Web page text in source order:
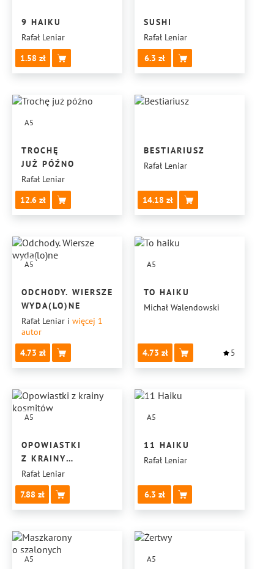
9 HAIKU
Rafał Leniar
1.58
SUSHI
Rafał Leniar
6.3
A5
TROCHĘ
JUŻ PÓŹNO
Rafał Leniar
12.6
BESTIARIUSZ
Rafał Leniar
14.18
A5
ODCHODY. WIERSZE
WYDA(LO)NE
Rafał Leniar i więcej 1
autor
4.73
A5
TO HAIKU
Michał Walendowski
4.73 5
A5
OPOWIASTKI
Z KRAINY
KOSMITÓW
Rafał Leniar
7.88
A5
11 HAIKU
Rafał Leniar
6.3
A5 A5